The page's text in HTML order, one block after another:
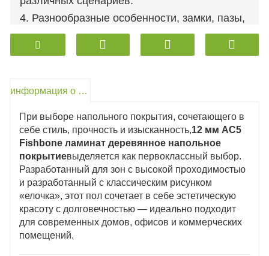
4. Разнообразные особенности, замки, пазы,
поверхностные слои.
5. Экологически чистый формальдегид
информация о продукте
При выборе напольного покрытия, сочетающего в
себе стиль, прочность и изысканность,12 мм AC5
Fishbone ламинат деревянное напольное
покрытиевыделяется как первоклассный выбор.
Разработанный для зон с высокой проходимостью
и разработанный с классическим рисунком
«елочка», этот пол сочетает в себе эстетическую
красоту с долговечностью — идеально подходит
для современных домов, офисов и коммерческих
помещений.